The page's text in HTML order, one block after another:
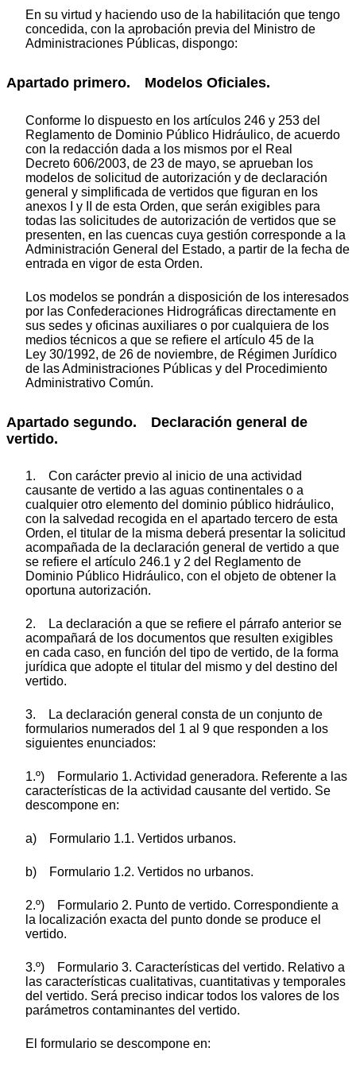
En su virtud y haciendo uso de la habilitación que tengo
concedida, con la aprobación previa del Ministro de
Administraciones Públicas, dispongo:
Apartado primero. Modelos Oficiales.
Conforme lo dispuesto en los artículos 246 y 253 del
Reglamento de Dominio Público Hidráulico, de acuerdo
con la redacción dada a los mismos por el Real
Decreto 606/2003, de 23 de mayo, se aprueban los
modelos de solicitud de autorización y de declaración
general y simplificada de vertidos que figuran en los
anexos I y II de esta Orden, que serán exigibles para
todas las solicitudes de autorización de vertidos que se
presenten, en las cuencas cuya gestión corresponde a la
Administración General del Estado, a partir de la fecha de
entrada en vigor de esta Orden.
Los modelos se pondrán a disposición de los interesados
por las Confederaciones Hidrográficas directamente en
sus sedes y oficinas auxiliares o por cualquiera de los
medios técnicos a que se refiere el artículo 45 de la
Ley 30/1992, de 26 de noviembre, de Régimen Jurídico
de las Administraciones Públicas y del Procedimiento
Administrativo Común.
Apartado segundo. Declaración general de
vertido.
1. Con carácter previo al inicio de una actividad
causante de vertido a las aguas continentales o a
cualquier otro elemento del dominio público hidráulico,
con la salvedad recogida en el apartado tercero de esta
Orden, el titular de la misma deberá presentar la solicitud
acompañada de la declaración general de vertido a que
se refiere el artículo 246.1 y 2 del Reglamento de
Dominio Público Hidráulico, con el objeto de obtener la
oportuna autorización.
2. La declaración a que se refiere el párrafo anterior se
acompañará de los documentos que resulten exigibles
en cada caso, en función del tipo de vertido, de la forma
jurídica que adopte el titular del mismo y del destino del
vertido.
3. La declaración general consta de un conjunto de
formularios numerados del 1 al 9 que responden a los
siguientes enunciados:
1.º) Formulario 1. Actividad generadora. Referente a las
características de la actividad causante del vertido. Se
descompone en:
a) Formulario 1.1. Vertidos urbanos.
b) Formulario 1.2. Vertidos no urbanos.
2.º) Formulario 2. Punto de vertido. Correspondiente a
la localización exacta del punto donde se produce el
vertido.
3.º) Formulario 3. Características del vertido. Relativo a
las características cualitativas, cuantitativas y temporales
del vertido. Será preciso indicar todos los valores de los
parámetros contaminantes del vertido.
El formulario se descompone en: